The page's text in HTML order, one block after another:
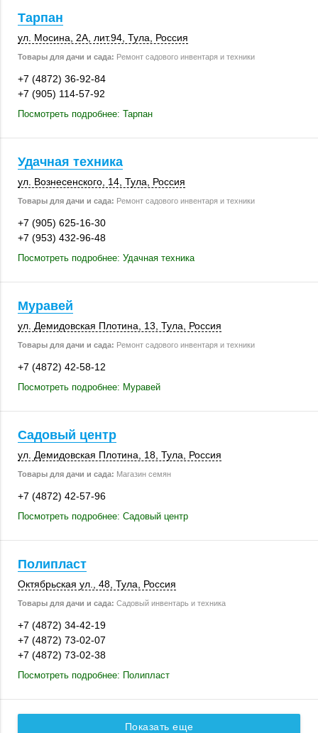
Тарпан
ул. Мосина, 2А лит.94 Тула Россия
Товары для дачи и сада: Ремонт садового инвентаря и техники
+7 (4872) 36-92-84
+7 (905) 114-57-92
Посмотреть подробнее: Тарпан
Удачная техника
ул. Вознесенского, 14, Тула Россия
Товары для дачи и сада: Ремонт садового инвентаря и техники
+7 (905) 625-16-30
+7 (953) 432-96-48
Посмотреть подробнее: Удачная техника
Муравей
ул. Демидовская Плотина, 13, Тула Россия
Товары для дачи и сада: Ремонт садового инвентаря и техники
+7 (4872) 42-58-12
Посмотреть подробнее: Муравей
Садовый центр
ул. Демидовская Плотина, 18, Тула Россия
Товары для дачи и сада: Магазин семян
+7 (4872) 42-57-96
Посмотреть подробнее: Садовый центр
Полипласт
Октябрьская ул., 48 Тула Россия
Товары для дачи и сада: Садовый инвентарь и техника
+7 (4872) 34-42-19
+7 (4872) 73-02-07
+7 (4872) 73-02-38
Посмотреть подробнее: Полипласт
Показать еще